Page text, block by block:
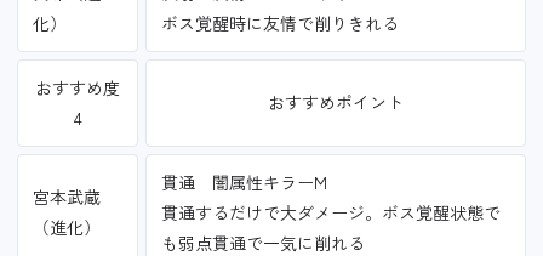
化）
ボス覚醒時に友情で削りきれる
おすすめ度
4
おすすめポイント
宮本武蔵
（進化）
貫通 闇属性キラーM
貫通するだけで大ダメージ。ボス覚醒状態で
も弱点貫通で一気に削れる